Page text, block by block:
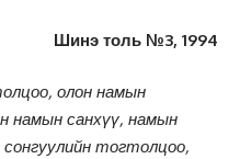
Шинэ толь №3, 1994
олон намын
намын санхүү, намын
тогтолцоо,